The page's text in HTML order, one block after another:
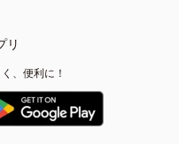
リ
、便利に！